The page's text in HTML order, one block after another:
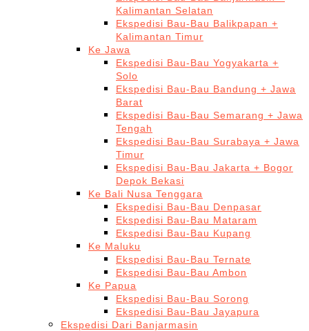
Kalimantan Selatan
Ekspedisi Bau-Bau Balikpapan +
Kalimantan Timur
Ke Jawa
Ekspedisi Bau-Bau Yogyakarta +
Solo
Ekspedisi Bau-Bau Bandung + Jawa
Barat
Ekspedisi Bau-Bau Semarang + Jawa
Tengah
Ekspedisi Bau-Bau Surabaya + Jawa
Timur
Ekspedisi Bau-Bau Jakarta + Bogor
Depok Bekasi
Ke Bali Nusa Tenggara
Ekspedisi Bau-Bau Denpasar
Ekspedisi Bau-Bau Mataram
Ekspedisi Bau-Bau Kupang
Ke Maluku
Ekspedisi Bau-Bau Ternate
Ekspedisi Bau-Bau Ambon
Ke Papua
Ekspedisi Bau-Bau Sorong
Ekspedisi Bau-Bau Jayapura
Ekspedisi Dari Banjarmasin